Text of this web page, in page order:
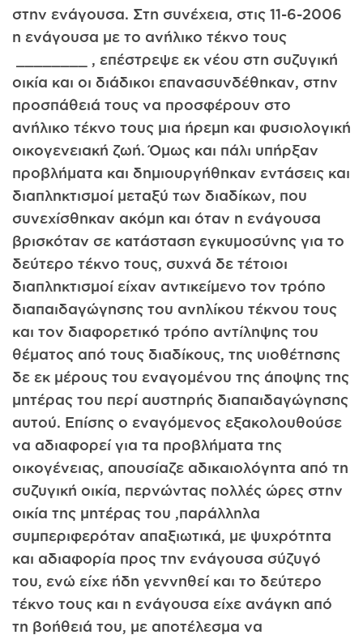
στην ενάγουσα. Στη συνέχεια, στις 11-6-2006
η ενάγουσα με το ανήλικο τέκνο τους
________ , επέστρεψε εκ νέου στη συζυγική
οικία και οι διάδικοι επανασυνδέθηκαν, στην
προσπάθειά τους να προσφέρουν στο
ανήλικο τέκνο τους μια ήρεμη και φυσιολογική
οικογενειακή ζωή. Όμως και πάλι υπήρξαν
προβλήματα και δημιουργήθηκαν εντάσεις και
διαπληκτισμοί μεταξύ των διαδίκων, που
συνεχίσθηκαν ακόμη και όταν η ενάγουσα
βρισκόταν σε κατάσταση εγκυμοσύνης για το
δεύτερο τέκνο τους, συχνά δε τέτοιοι
διαπληκτισμοί είχαν αντικείμενο τον τρόπο
διαπαιδαγώγησης του ανηλίκου τέκνου τους
και τον διαφορετικό τρόπο αντίληψης του
θέματος από τους διαδίκους, της υιοθέτησης
δε εκ μέρους του εναγομένου της άποψης της
μητέρας του περί αυστηρής διαπαιδαγώγησης
αυτού. Επίσης ο εναγόμενος εξακολουθούσε
να αδιαφορεί για τα προβλήματα της
οικογένειας, απουσίαζε αδικαιολόγητα από τη
συζυγική οικία, περνώντας πολλές ώρες στην
οικία της μητέρας του ,παράλληλα
συμπεριφερόταν απαξιωτικά, με ψυχρότητα
και αδιαφορία προς την ενάγουσα σύζυγό
του, ενώ είχε ήδη γεννηθεί και το δεύτερο
τέκνο τους και η ενάγουσα είχε ανάγκη από
τη βοήθειά του, με αποτέλεσμα να